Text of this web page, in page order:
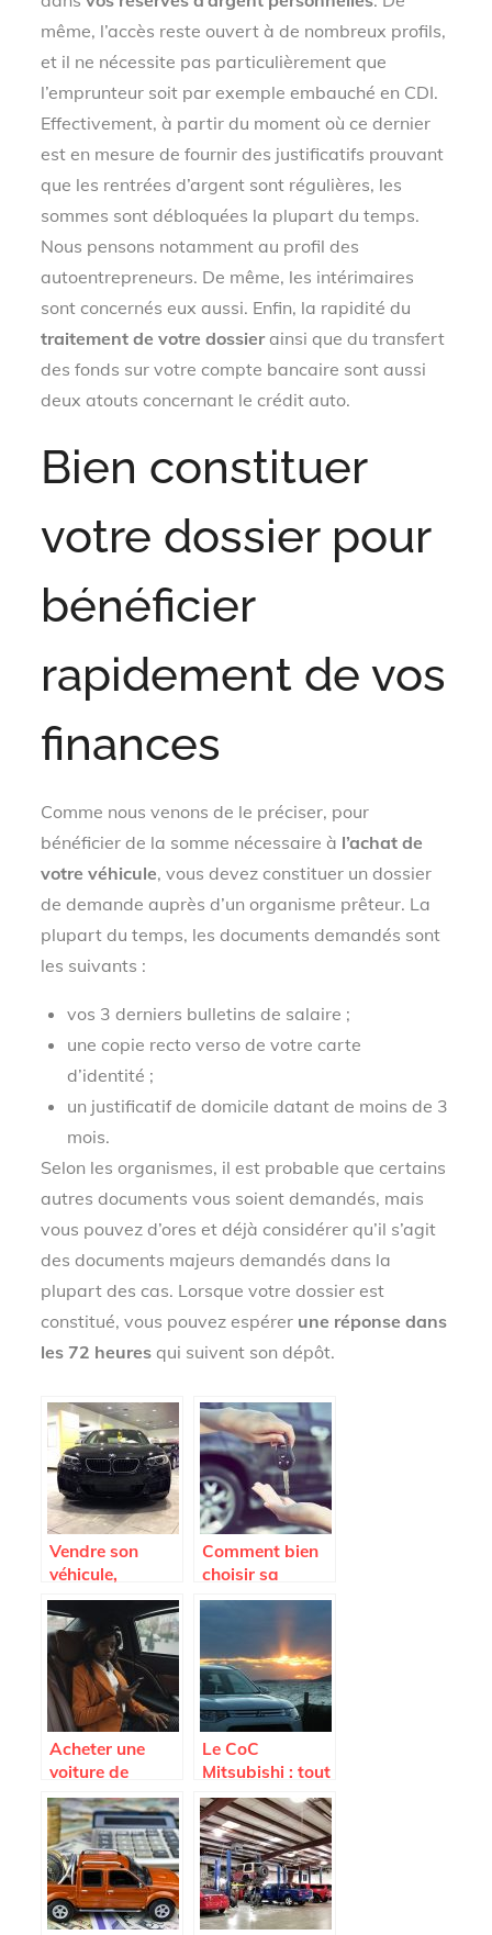
même, l’accès reste ouvert à de nombreux profils,
et il ne nécessite pas particulièrement que
l’emprunteur soit par exemple embauché en CDI.
Effectivement, à partir du moment où ce dernier
est en mesure de fournir des justificatifs prouvant
que les rentrées d’argent sont régulières, les
sommes sont débloquées la plupart du temps.
Nous pensons notamment au profil des
autoentrepreneurs. De même, les intérimaires
sont concernés eux aussi. Enfin, la rapidité du
traitement de votre dossierainsi que du transfert
des fonds sur votre compte bancaire sont aussi
deux atouts concernant le crédit auto.
Bien constituer
votre dossier pour
bénéficier
rapidement de vos
finances
Comme nous venons de le préciser, pour
bénéficier de la somme nécessaire à l’achat de
votre véhicule, vous devez constituer un dossier
de demande auprès d’un organisme prêteur. La
plupart du temps, les documents demandés sont
les suivants :
vos 3 derniers bulletins de salaire ;
une copie recto verso de votre carte
d’identité ;
un justificatif de domicile datant de moins de 3
mois.
Selon les organismes, il est probable que certains
autres documents vous soient demandés, mais
vous pouvez d’ores et déjà considérer qu’il s’agit
des documents majeurs demandés dans la
plupart des cas. Lorsque votre dossier est
constitué, vous pouvez espérer une réponse dans
les 72 heures qui suivent son dépôt.
Vendre son
véhicule,
comment faire ?
Comment bien
choisir sa
voiture ?
Acheter une
voiture de
seconde main,
focus sur le côté
administratif
Le CoC
Mitsubishi : tout
savoir sur ce
document
indispensable